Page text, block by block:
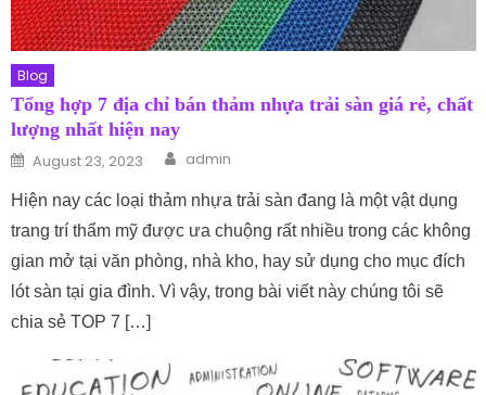
Blog
Tổng hợp 7 địa chỉ bán thảm nhựa trải sàn giá rẻ, chất
lượng nhất hiện nay
Posted on
August 23, 2023 Author
admin
Hiện nay các loại thảm nhựa trải sàn đang là một vật dụng
trang trí thẩm mỹ được ưa chuộng rất nhiều trong các không
gian mở tại văn phòng, nhà kho, hay sử dụng cho mục đích
lót sàn tại gia đình. Vì vậy, trong bài viết này chúng tôi sẽ
chia sẻ TOP 7 […]